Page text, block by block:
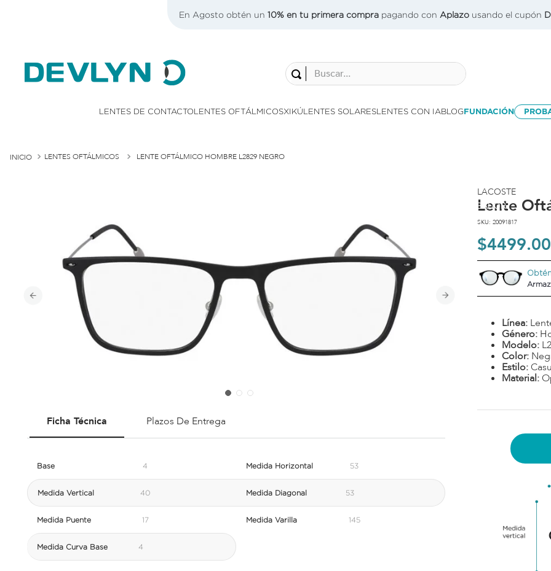
En Agosto obtén un 10% en tu primera comprapagando con Aplazo usando el cupón
Buscar...
LENTES DE CONTACTOLENTES OFTÁLMICOSXIKÚLENTES SOLARESLENTES CON IABLOGFUNDACIÓN
LENTES OFTÁLMICOS LENTE OFTÁLMICO HOMBRE L2829 NEGRO
PROBADOR
Ficha Técnica Plazos De Entrega
Base 4 Medida Horizontal 53
Medida Vertical 40 Medida Diagonal 53
Medida Puente 17 Medida Varilla 145
Medida Curva Base 4
LACOSTE
Lente
SKU: 20091817
$4499.00
Línea:
Género:
Modelo:
Color:
Estilo:
Material: